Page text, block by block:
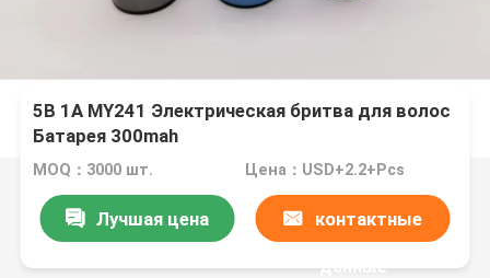
5В 1А MY241 Электрическая бритва для волос
Батарея 300mah
MOQ：3000 шт. Цена：USD+2.2+Pcs
Лучшая цена контактные
данные